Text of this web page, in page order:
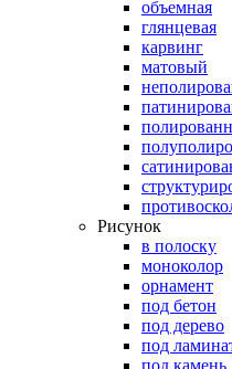
объемная
глянцевая
карвинг
матовый
Рисунок
в полоску
моноколор
орнамент
под бетон
под дерево
под
под камень